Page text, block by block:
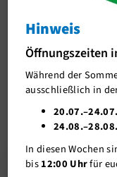
04.10.2021
Die
Kontaktsport möglich)
mehr
Unser Team
Trainingszeiten
Kyu-Prüfungen
Alters- und
Hinweis
Öffnungszeiten
Während der
ausschließlich in
In diesen Wochen
bis12:00 Uhrfür